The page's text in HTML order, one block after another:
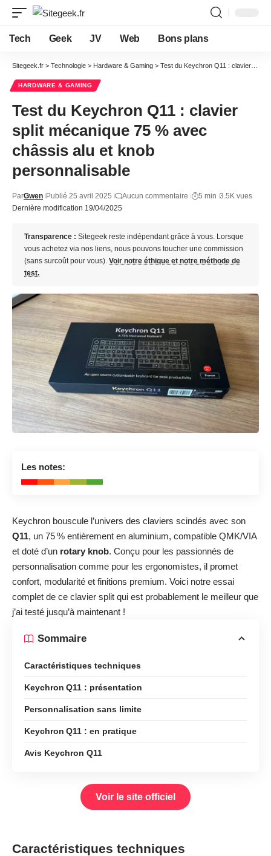
Tech Geek JV Web Bons plans
Sitegeek.fr > Technologie > Hardware & Gaming > Test du Keychron Q11 : clavier split mécanique 75 % avec châssis alu et knob personnalisable
HARDWARE & GAMING
Test du Keychron Q11 : clavier
split mécanique 75 % avec
châssis alu et knob
personnalisable
Dernière modification 19/04/2025
ParGwen Publié 25 avril 2025 Aucun commentaire 5 min 3.5K vues
Transparence : Sitegeek reste indépendant grâce à vous. Lorsque
vous achetez via nos liens, nous pouvons toucher une commission
(sans surcoût pour vous). Voir notre éthique et notre méthode de
test.
Les notes:
Keychron bouscule l’univers des claviers scindés avec son
Q11, un 75 % entièrement en aluminium, compatible QMK/VIA
et doté d’un rotary knob. Conçu pour les passionnés de
personnalisation comme pour les ergonomistes, il promet
confort, modularité et finitions premium. Voici notre essai
complet de ce clavier split qui est probablement le meilleur que
j’ai testé jusqu’à maintenant !
Sommaire
Caractéristiques techniques
Keychron Q11 : présentation
Personnalisation sans limite
Keychron Q11 : en pratique
Avis Keychron Q11
Voir le site officiel
Caractéristiques techniques